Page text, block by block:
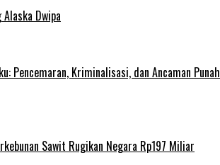
Dwipa
Pencemaran, Kriminalisasi, dan Ancaman
Sawit Rugikan Negara Rp197 Miliar